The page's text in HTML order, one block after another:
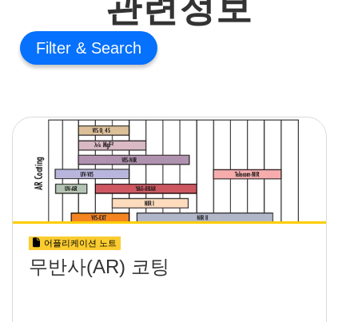
Filter
어플리케이션 노트
무반사(AR) 코팅